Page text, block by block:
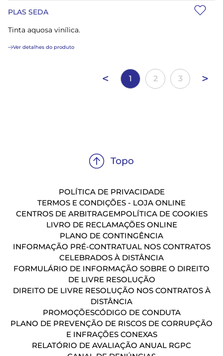
PLAS SEDA
Tinta aquosa vinílica.
Ver detalhes do produto
< 1 2 3 >
POLÍTICA DE PRIVACIDADE
TERMOS E CONDIÇÕES - LOJA ONLINE
CENTROS DE ARBITRAGEMPOLÍTICA DE COOKIES
LIVRO DE RECLAMAÇÕES ONLINE
PLANO DE CONTINGÊNCIA
INFORMAÇÃO PRÉ-CONTRATUAL NOS CONTRATOS
CELEBRADOS À DISTÂNCIA
FORMULÁRIO DE INFORMAÇÃO SOBRE O DIREITO
DE LIVRE RESOLUÇÃO
DIREITO DE LIVRE RESOLUÇÃO NOS CONTRATOS À
DISTÂNCIA
PROMOÇÕESCÓDIGO DE CONDUTA
PLANO DE PREVENÇÃO DE RISCOS DE CORRUPÇÃO
E INFRAÇÕES CONEXAS
RELATÓRIO DE AVALIAÇÃO ANUAL RGPC